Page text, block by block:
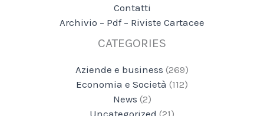
Contatti
Archivio – Pdf – Riviste Cartacee
CATEGORIES
Aziende e business (269)
Economia e Società (112)
News (2)